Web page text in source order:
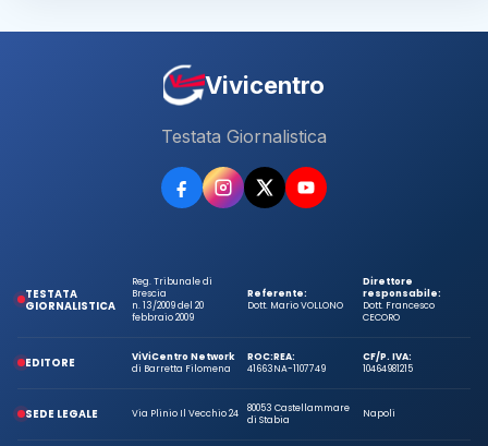
Vivicentro
Testata Giornalistica
TESTATA
GIORNALISTICA
Reg. Tribunale di
Brescia
n. 13/2009 del 20
febbraio 2009
Referente:
Dott. Mario VOLLONO
Direttore
responsabile:
Dott. Francesco
CECORO
EDITORE
ViViCentro Network
di Barretta Filomena
ROC:
41663
REA:
NA-1107749
CF/P. IVA:
10464981215
SEDE LEGALE Via Plinio Il Vecchio 24
80053 Castellammare
di Stabia
Napoli